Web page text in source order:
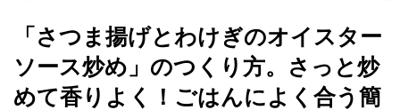
「さつま揚げとわけぎのオイスター
ソース炒め」のつくり方。さっと炒
めて香りよく！ごはんによく合う簡